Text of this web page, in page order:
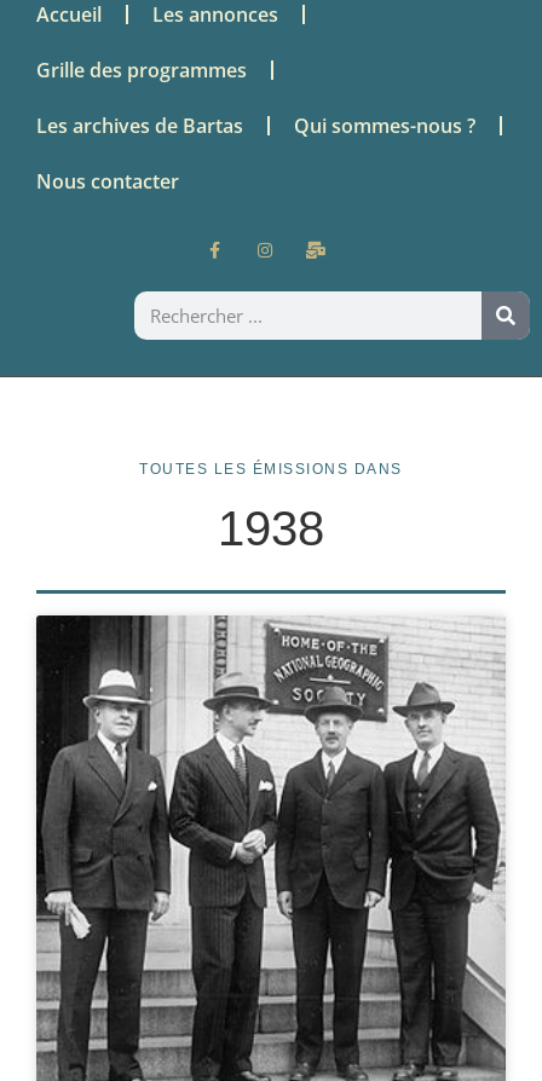
Accueil Les annonces
Grille des programmes
Les archives de Bartas Qui sommes-nous ?
Nous contacter
TOUTES LES ÉMISSIONS DANS
1938